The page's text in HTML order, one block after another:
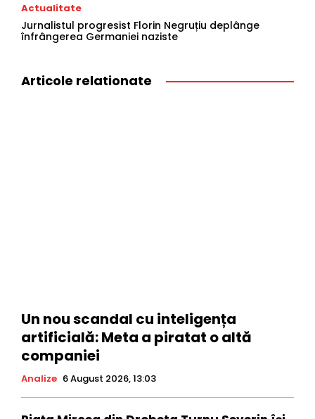
Actualitate
Jurnalistul progresist Florin Negruțiu deplânge
înfrângerea Germaniei naziste
Articole relationate
Un nou scandal cu inteligența
artificială: Meta a piratat o altă
companiei
Analize 6 August 2026, 13:03